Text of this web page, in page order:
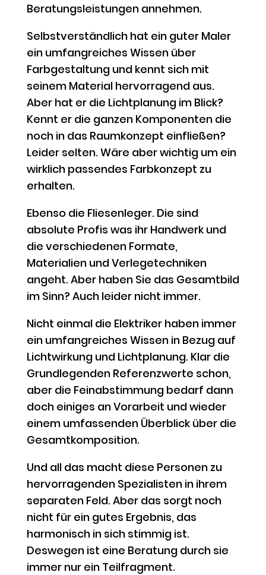
Beratungsleistungen annehmen.
Selbstverständlich hat ein guter Maler
ein umfangreiches Wissen über
Farbgestaltung und kennt sich mit
seinem Material hervorragend aus.
Aber hat er die Lichtplanung im Blick?
Kennt er die ganzen Komponenten die
noch in das Raumkonzept einfließen?
Leider selten. Wäre aber wichtig um ein
wirklich passendes Farbkonzept zu
erhalten.
Ebenso die Fliesenleger. Die sind
absolute Profis was ihr Handwerk und
die verschiedenen Formate,
Materialien und Verlegetechniken
angeht. Aber haben Sie das Gesamtbild
im Sinn? Auch leider nicht immer.
Nicht einmal die Elektriker haben immer
ein umfangreiches Wissen in Bezug auf
Lichtwirkung und Lichtplanung. Klar die
Grundlegenden Referenzwerte schon,
aber die Feinabstimmung bedarf dann
doch einiges an Vorarbeit und wieder
einem umfassenden Überblick über die
Gesamtkomposition.
Und all das macht diese Personen zu
hervorragenden Spezialisten in ihrem
separaten Feld. Aber das sorgt noch
nicht für ein gutes Ergebnis, das
harmonisch in sich stimmig ist.
Deswegen ist eine Beratung durch sie
immer nur ein Teilfragment.